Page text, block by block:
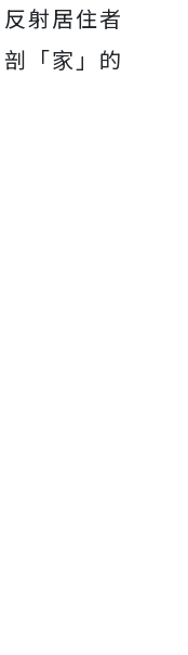
射居住者
「家」的